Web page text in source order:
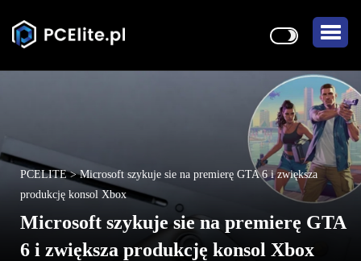
PCELITE>Microsoft szykuje sie na premierę GTA 6 i zwiększa
produkcję konsol Xbox
Microsoft szykuje sie na premierę GTA
6 i zwiększa produkcję konsol Xbox